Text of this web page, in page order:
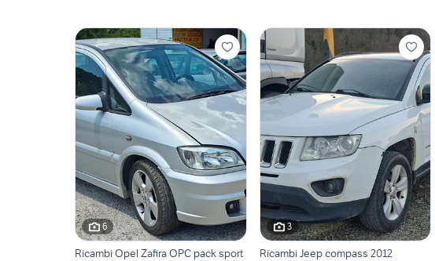
6
Ricambi Opel Zafira OPC pack sport
3
Ricambi Jeep compass 2012